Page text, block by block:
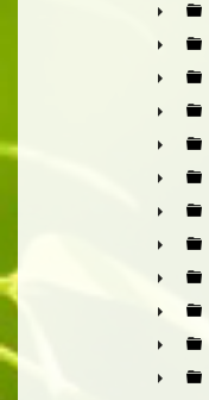
►
►
►
►
►
►
►
►
►
►
►
►